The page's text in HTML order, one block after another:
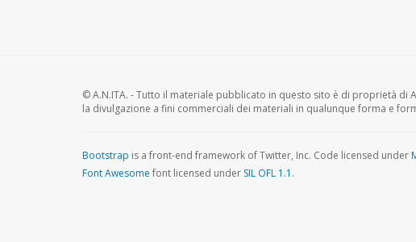
© A.N.ITA. - Tutto il materiale pubblicato in questo sito è di proprietà di
la divulgazione a fini commerciali dei materiali in qualunque forma e
Bootstrap is a front-end framework of Twitter, Inc. Code licensed under
Font Awesome font licensed under SIL OFL 1.1 .